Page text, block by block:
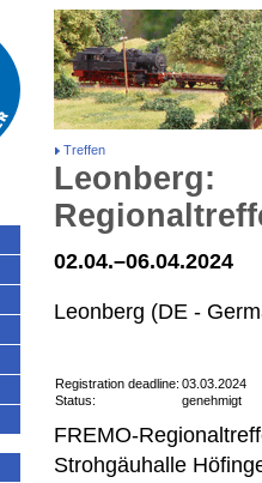
Treffen
Leonberg:
02.04.–06.04.2024
Leonberg (DE -
Registration deadline: 03.03.2024
Status:
genehmigt
FREMO-
Strohgäuhalle